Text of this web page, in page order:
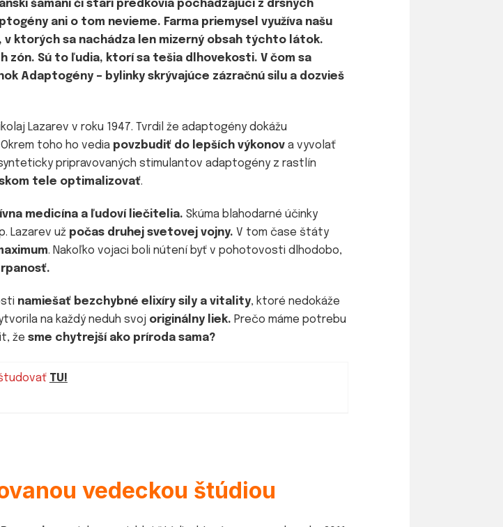
šamani či starí predkovia pochádzajúci z drsných
ani o tom nevieme. Farma priemysel využíva našu
v ktorých sa nachádza len mizerný obsah týchto látok.
zón. Sú to ľudia, ktorí sa tešia dlhovekosti. V čom sa
Adaptogény – bylinky skrývajúce zázračnú silu a dozvieš
Lazarev v roku 1947. Tvrdil že adaptogény dokážu
Okrem toho ho vedia povzbudiť do lepších výkonov a vyvolať
pripravovaných stimulantov adaptogény z rastlín
tele optimalizovať.
medicína a ľudoví liečitelia. Skúma blahodarné účinky
Lazarev už počas druhej svetovej vojny. V tom čase štáty
. Nakoľko vojaci boli nútení byť v pohotovosti dlhodobo,
namiešať bezchybné elixíry sily a vitality, ktoré nedokáže
na každý neduh svoj originálny liek. Prečo máme potrebu
že sme chytrejší ako príroda sama?
TU!
vedeckou štúdiou